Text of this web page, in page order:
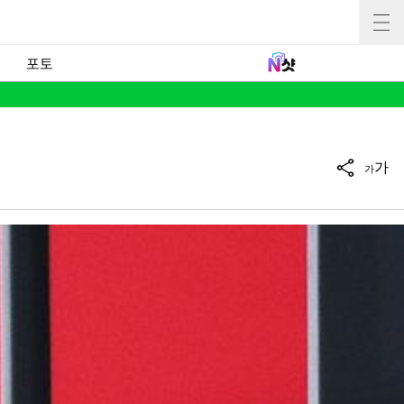
포토
가가